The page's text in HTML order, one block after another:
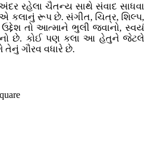
રહેલા ચૈતન્ય સાથે સંવાદ સાધવા
કલાનું રૂપ છે. સંગીત, ચિત્ર, શિલ્પ,
તો આત્માને ભુલી જવાનો, સ્વયં
છે. કોઈ પણ કલા આ હેતુને જેટલે
ગૌરવ વધારે છે.